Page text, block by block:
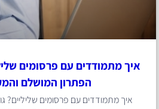
איך מתמודדים עם פרסומים
הפתרון המושלם
איך מתמודדים עם פרסומים שליליים?